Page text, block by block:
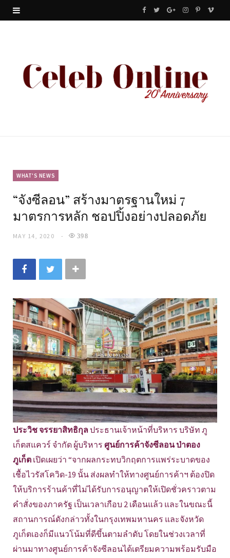
F
e
b
T
t
G
g
l
s
I
t
a
P
t
e
V
WHAT'S NEWS
“จังซีลอน” สร้างมาตรฐานใหม่ 7
มาตรการหลัก ชอปปิ้งอย่างปลอดภัย
MAY 14, 2020 398
ประวิช จรรยาสิทธิกุลประธานเจ้าหน้าที่บริหาร บริษัท ภู
เก็ตสแควร์ จำกัด ผู้บริหาร ศูนย์การค้าจังซีลอน ป่าตอง
ภูเก็ต เปิดเผยว่า “จากผลกระทบวิกฤตการแพร่ระบาดของ
เชื้อไวรัสโควิด-19 นั้น ส่งผลทำให้ทางศูนย์การค้าฯ ต้องปิด
ให้บริการร้านค้าที่ไม่ได้รับการอนุญาตให้เปิดชั่วคราวตาม
คำสั่งของภาครัฐ เป็นเวลาเกือบ 2 เดือนแล้ว และในขณะนี้
สถานการณ์ดังกล่าวทั้งในกรุงเทพมหานคร และจังหวัด
ภูเก็ตเองก็มีแนวโน้มที่ดีขึ้นตามลำดับ โดยในช่วงเวลาที่
ผ่านมาทางศูนย์การค้าจังซีลอนได้เตรียมความพร้อมรับมือ